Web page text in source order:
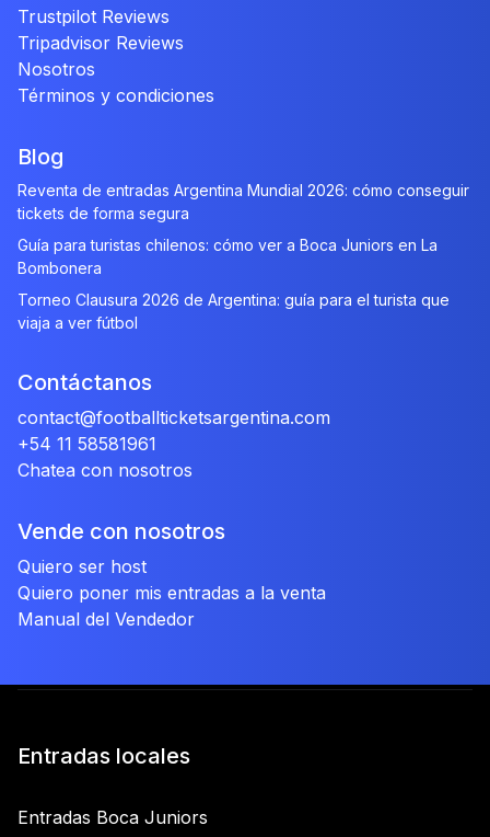
Trustpilot Reviews
Tripadvisor Reviews
Nosotros
Términos y condiciones
Blog
Reventa de entradas Argentina Mundial 2026: cómo conseguir
tickets de forma segura
Guía para turistas chilenos: cómo ver a Boca Juniors en La
Bombonera
Torneo Clausura 2026 de Argentina: guía para el turista que
viaja a ver fútbol
Contáctanos
contact@footballticketsargentina.com
+54 11 58581961
Chatea con nosotros
Vende con nosotros
Quiero ser host
Quiero poner mis entradas a la venta
Manual del Vendedor
Entradas locales
Entradas Boca Juniors